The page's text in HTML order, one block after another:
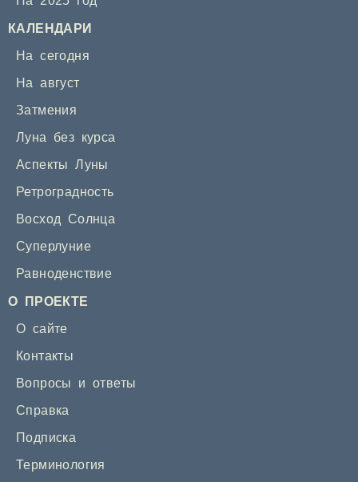
КАЛЕНДАРИ
На сегодня
На август
Затмения
Луна без курса
Аспекты Луны
Ретроградность
Восход Солнца
Суперлуние
Равноденствие
О ПРОЕКТЕ
О сайте
Контакты
Вопросы и ответы
Справка
Подписка
Терминология